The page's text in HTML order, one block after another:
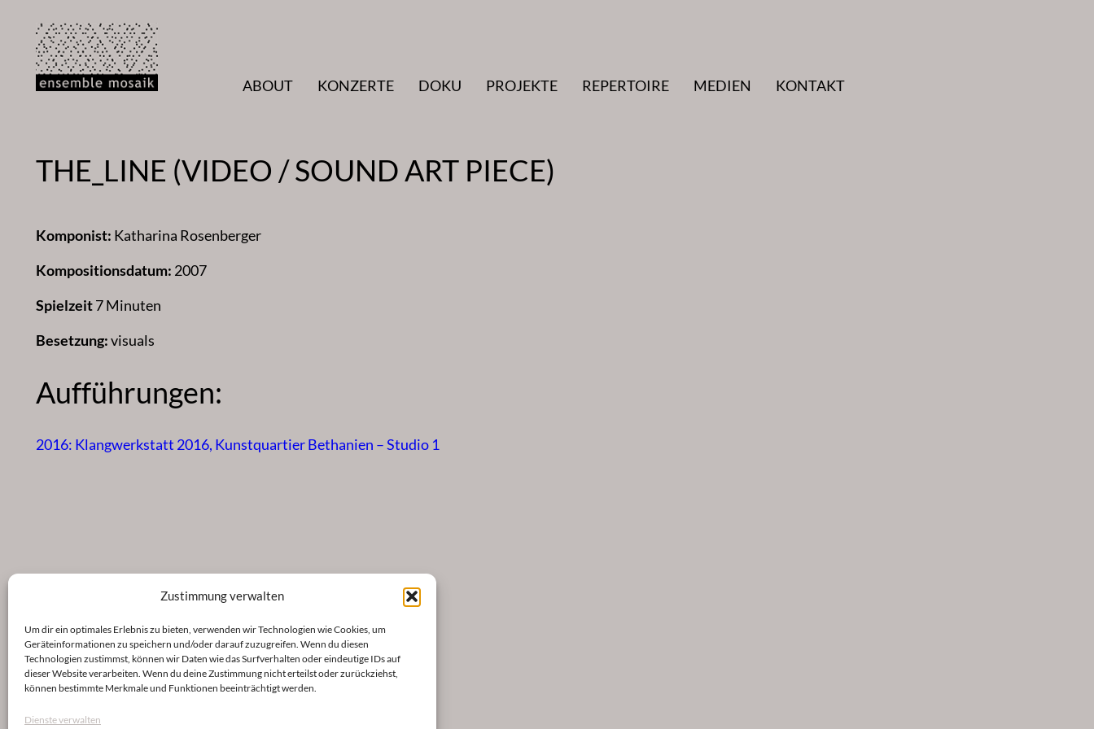
Zustimmung verwalten
Um dir ein optimales Erlebnis zu bieten, verwenden wir Technologien wie Cookies, um
Geräteinformationen zu speichern und/oder darauf zuzugreifen. Wenn du diesen
Technologien zustimmst, können wir Daten wie das Surfverhalten oder eindeutige IDs auf
dieser Website verarbeiten. Wenn du deine Zustimmung nicht erteilst oder zurückziehst,
können bestimmte Merkmale und Funktionen beeinträchtigt werden.
Dienste verwalten
Inhalt
springen
ABOUT
KONZERTE DOKU PROJEKTE REPERTOIRE MEDIEN KONTAKT
THE_LINE (VIDEO / SOUND ART PIECE)
Komponist: Katharina Rosenberger
Kompositionsdatum: 2007
Spielzeit7 Minuten
Besetzung:visuals
Aufführungen:
2016: Klangwerkstatt 2016, Kunstquartier Bethanien – Studio 1